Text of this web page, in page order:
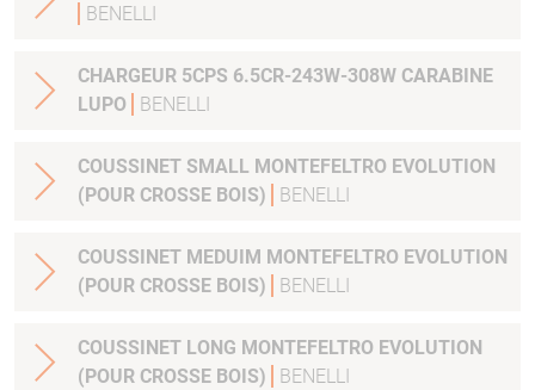
BENELLI
CHARGEUR 5CPS 6.5CR-243W-308W CARABINE
LUPO
BENELLI
COUSSINET SMALL MONTEFELTRO EVOLUTION
(POUR CROSSE BOIS)
BENELLI
COUSSINET MEDUIM MONTEFELTRO EVOLUTION
(POUR CROSSE BOIS)
BENELLI
COUSSINET LONG MONTEFELTRO EVOLUTION
(POUR CROSSE BOIS)
BENELLI